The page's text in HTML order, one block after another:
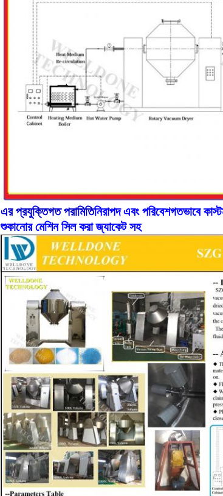
এর প্রযুক্তিগত পরামিতিনিরাপদ এবং পরিবেশগতভাবে
শুকানোর মেশিন সিল করা জ্যাকেট সহ